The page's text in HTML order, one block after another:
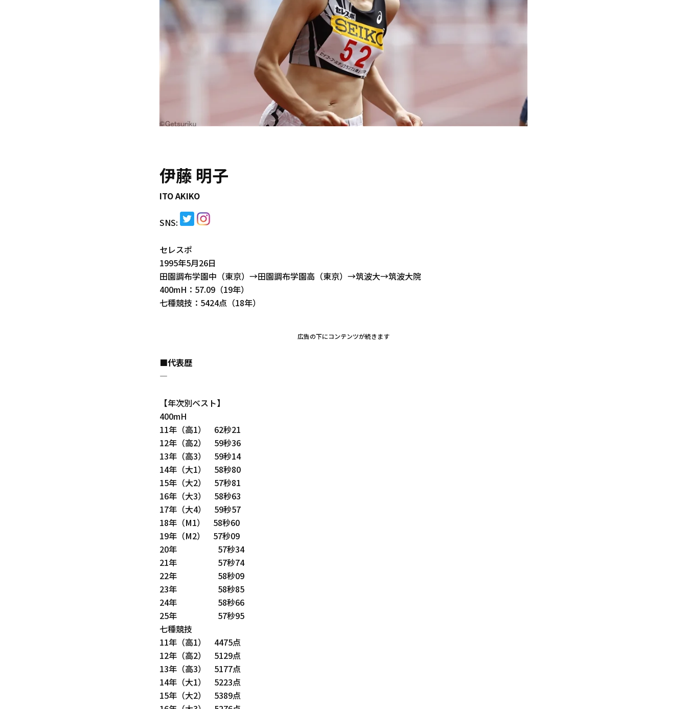
伊藤 明子
ITO AKIKO
SNS:
セレスポ
1995年5月26日
田園調布学園中（東京）→田園調布学園高（東京）→筑波大→筑波大院
400mH：57.09（19年）
七種競技：5424点（18年）
広告の下にコンテンツが続きます
■代表歴
―
【年次別ベスト】
400mH
11年（高1） 62秒21
12年（高2） 59秒36
13年（高3） 59秒14
14年（大1） 58秒80
15年（大2） 57秒81
16年（大3） 58秒63
17年（大4） 59秒57
18年（M1） 58秒60
19年（M2） 57秒09
20年 57秒34
21年 57秒74
22年 58秒09
23年 58秒85
24年 58秒66
25年 57秒95
七種競技
11年（高1） 4475点
12年（高2） 5129点
13年（高3） 5177点
14年（大1） 5223点
15年（大2） 5389点